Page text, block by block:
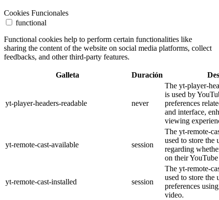
Cookies Funcionales
functional
Functional cookies help to perform certain functionalities like
sharing the content of the website on social media platforms, collect
feedbacks, and other third-party features.
Galleta Duración
yt-player-headers-readable never
The yt-player-
is used by
preferences
and interface,
viewing
yt-remote-cast-available session
The yt-remote-
used to store the
regarding
on their
yt-remote-cast-installed session
The yt-remote-
used to store the
preferences
video.